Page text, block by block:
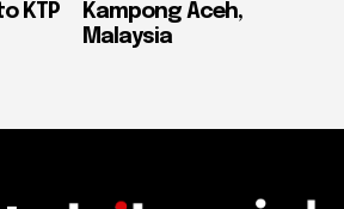
KTP
Kampong Aceh,
Malaysia